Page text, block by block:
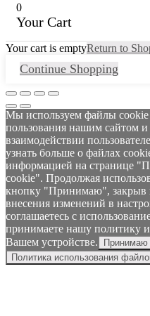
0
Your Cart
Your cart is emptyReturn to
Continue Shopping
Мы используем файлы cookie
пользования нашим сайтом
взаимодействии
узнать больше о файлах
информацией на странице
cookie". Продолжая
кнопку "Принимаю", закрыв
внесения изменений в
соглашаетесь с
принимаете нашу политику
Вашем устройстве.
Принимаю
Политика использования